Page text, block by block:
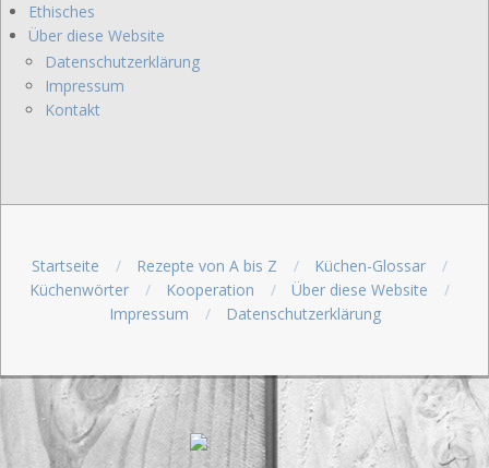
Ethisches
Über diese Website
Datenschutzerklärung
Impressum
Kontakt
Startseite Rezepte von A bis Z
Küchen-Glossar
Küchenwörter
Kooperation
Über diese Website
Impressum
Datenschutzerklärung